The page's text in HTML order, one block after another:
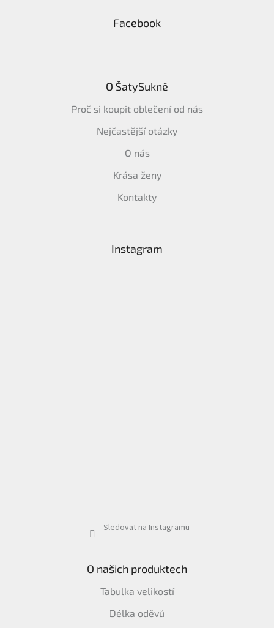
Facebook
O ŠatySukně
Proč si koupit oblečení od nás
Nejčastější otázky
O nás
Krása ženy
Kontakty
Instagram
Sledovat na Instagramu
O našich produktech
Tabulka velikostí
Délka oděvů